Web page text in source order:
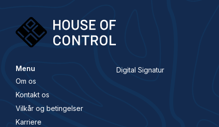
Menu
Om os
Kontakt os
Vilkår og betingelser
Karriere
Digital Signatur